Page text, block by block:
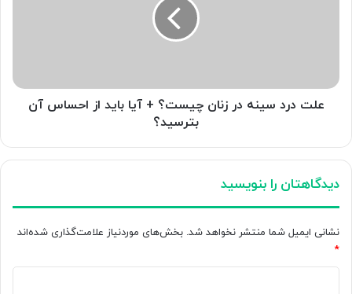
باید
علت درد سینه در زنان چیست؟ + آیا باید از احساس آن
بترسید؟
دیدگاهتان را بنویسید
نشانی ایمیل شما منتشر نخواهد شد. بخش‌های موردنیاز علامت‌گذاری شده‌اند
*